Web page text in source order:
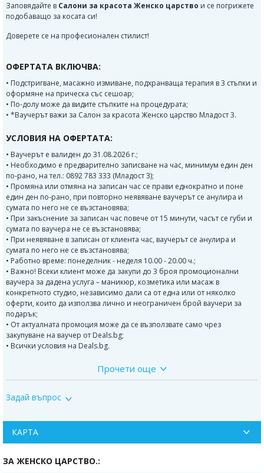
Заповядайте в Салони за красота Женско царство и се погрижете
подобаващо за косата си!
Доверете се на професионален стилист!
ОФЕРТАТА ВКЛЮЧВА:
• Подстригване, масажно измиване, подхранваща терапия в 3 стъпки и
оформяне на прическа със сешоар;
• По-долу може да видите стъпките на процедурата;
• *Ваучерът важи за Салон за красота Женско царство Младост 3.
УСЛОВИЯ НА ОФЕРТАТА:
• Ваучерът е валиден до 31.08.2026 г.;
• Необходимо е предварително записване на час, минимум един ден
по-рано, на тел.: 0892 783 333 (Младост 3);
• Промяна или отмяна на записан час се прави еднократно и поне
един ден по-рано, при повторно неявяване ваучерът се анулира и
сумата по него не се възстановява;
• При закъснение за записан час повече от 15 минути, часът се губи и
сумата по ваучера не се възстановява;
• При неявяване в записан от клиента час, ваучерът се анулира и
сумата по него не се възстановява;
• Работно време: понеделник - неделя 10.00 - 20.00 ч.;
• Важно! Всеки клиент може да закупи до 3 броя промоционални
ваучера за дадена услуга – маникюр, козметика или масаж в
конкретното студио, независимо дали са от една или от няколко
оферти, които да използва лично и неограничен брой ваучери за
подарък;
• От актуалната промоция може да се възползвате само чрез
закупуване на ваучер от Deals.bg;
• Всички условия на Deals.bg.
маската;
Лосион, който действа върху увредената структура на косъма, като го
прави по – здрав и еластичен;
Прочети още
Задай въпрос
КАРТА
ЗА ЖЕНСКО ЦАРСТВО.: